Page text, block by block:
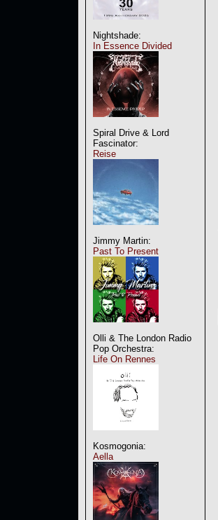
Nightshade:
In Essence Divided
Spiral Drive & Lord
Fascinator:
Reise
Jimmy Martin:
Past To Present
Olli & The London Radio
Pop Orchestra:
Life On Rennes
Kosmogonia:
Aella